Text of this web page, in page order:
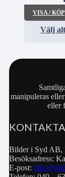
VISA / KÖP
Välj
manipuleras
eller
Bilder i Syd AB,
Besöksadress:
E-post: